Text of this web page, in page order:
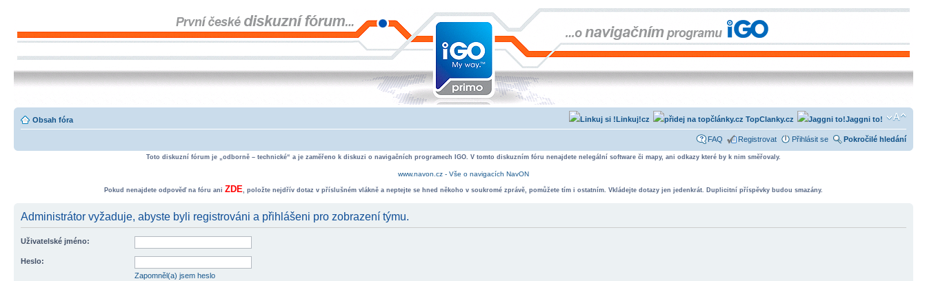
Obsah fóra Jaggni to!
TopClanky.cz
Linkuj!cz
FAQ Registrovat Přihlásit se Pokročilé hledání
Toto diskuzní fórum je „odborně – technické“ a je zaměřeno k diskuzi o navigačních programech IGO. V tomto diskuzním fóru nenajdete nelegální software či mapy, ani odkazy které by k nim směřovaly.
www.navon.cz - Vše o navigacích NavON
Pokud nenajdete odpověď na fóru ani ZDE, položte nejdřív dotaz v příslušném vlákně a neptejte se hned někoho v soukromé zprávě, pomůžete tím i ostatním. Vkládejte dotazy jen jedenkrát. Duplicitní příspěvky budou smazány.
Administrátor vyžaduje, abyste byli registrováni a přihlášeni pro zobrazení týmu.
Uživatelské jméno:
Heslo:
Zapomněl(a) jsem heslo